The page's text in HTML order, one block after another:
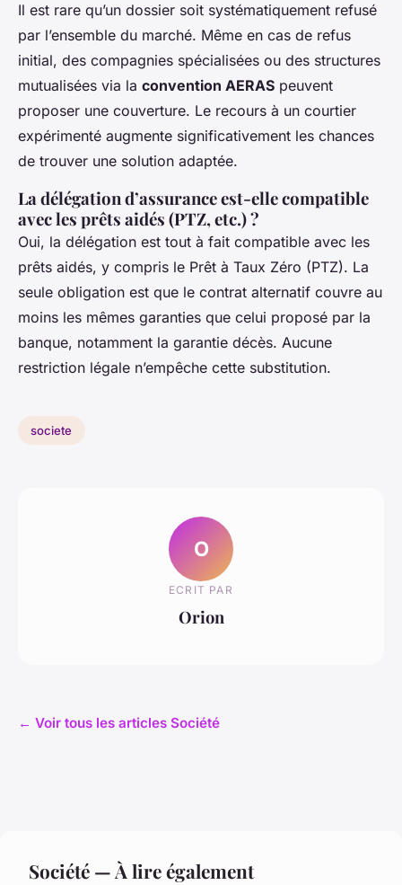
Il est rare qu’un dossier soit systématiquement refusé
par l’ensemble du marché. Même en cas de refus
initial, des compagnies spécialisées ou des structures
mutualisées via la convention AERAS peuvent
proposer une couverture. Le recours à un courtier
expérimenté augmente significativement les chances
de trouver une solution adaptée.
La délégation d’assurance est-elle compatible
avec les prêts aidés (PTZ, etc.) ?
Oui, la délégation est tout à fait compatible avec les
prêts aidés, y compris le Prêt à Taux Zéro (PTZ). La
seule obligation est que le contrat alternatif couvre au
moins les mêmes garanties que celui proposé par la
banque, notamment la garantie décès. Aucune
restriction légale n’empêche cette substitution.
societe
O
ECRIT PAR
Orion
← Voir tous les articles Société
Société — À lire également